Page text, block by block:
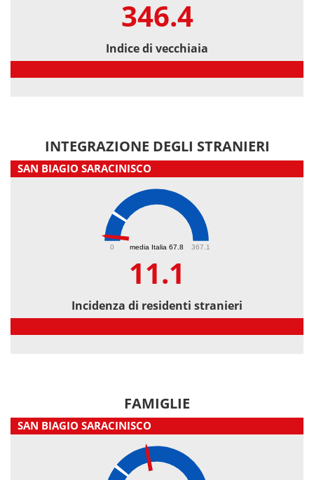
346.4
Indice di vecchiaia
INTEGRAZIONE DEGLI STRANIERI
SAN BIAGIO SARACINISCO
media Italia 67.8
0 367.1
11.1
Incidenza di residenti stranieri
FAMIGLIE
SAN BIAGIO SARACINISCO